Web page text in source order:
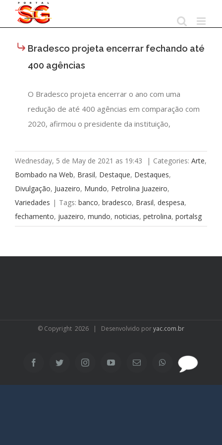
Bradesco projeta encerrar fechando até
400 agências
O Bradesco projeta encerrar o ano com uma
redução de até 400 agências em comparação com
2020, afirmou o presidente da instituição,
Wednesday, 5 de May de 2021 as 19:43 | Categories: Arte,
Bombado na Web, Brasil, Destaque, Destaques,
Divulgação, Juazeiro, Mundo, Petrolina Juazeiro,
Variedades | Tags: banco, bradesco, Brasil, despesa,
fechamento, juazeiro, mundo, noticias, petrolina, portalsg
© Copyright 2026 | Desenvolvido poryac.com.br
FacebookTwitter InstagramYouTubeEmail WhatsApp
SAC